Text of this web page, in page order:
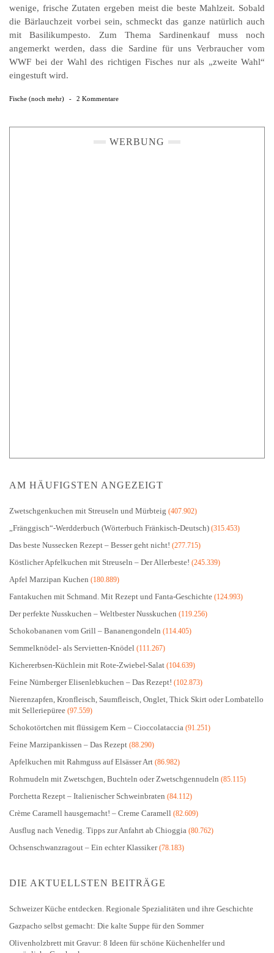
wenige, frische Zutaten ergeben meist die beste Mahlzeit. Sobald
die Bärlauchzeit vorbei sein, schmeckt das ganze natürlich auch
mit Basilikumpesto. Zum Thema Sardinenkauf muss noch
angemerkt werden, dass die Sardine für uns Verbraucher vom
WWF bei der Wahl des richtigen Fisches nur als „zweite Wahl“
eingestuft wird.
Fische (noch mehr) - 2 Kommentare
WERBUNG
AM HÄUFIGSTEN ANGEZEIGT
Zwetschgenkuchen mit Streuseln und Mürbteig (407.902)
„Fränggisch“-Werdderbuch (Wörterbuch Fränkisch-Deutsch) (315.453)
Das beste Nussecken Rezept – Besser geht nicht! (277.715)
Köstlicher Apfelkuchen mit Streuseln – Der Allerbeste! (245.339)
Apfel Marzipan Kuchen (180.889)
Fantakuchen mit Schmand. Mit Rezept und Fanta-Geschichte (124.993)
Der perfekte Nusskuchen – Weltbester Nusskuchen (119.256)
Schokobananen vom Grill – Bananengondeln (114.405)
Semmelknödel- als Servietten-Knödel (111.267)
Kichererbsen-Küchlein mit Rote-Zwiebel-Salat (104.639)
Feine Nürnberger Elisenlebkuchen – Das Rezept! (102.873)
Nierenzapfen, Kronfleisch, Saumfleisch, Onglet, Thick Skirt oder Lombatello
mit Selleriepüree (97.559)
Schokotörtchen mit flüssigem Kern – Cioccolataccia (91.251)
Feine Marzipankissen – Das Rezept (88.290)
Apfelkuchen mit Rahmguss auf Elsässer Art (86.982)
Rohrnudeln mit Zwetschgen, Buchteln oder Zwetschgennudeln (85.115)
Porchetta Rezept – Italienischer Schweinbraten (84.112)
Crème Caramell hausgemacht! – Creme Caramell (82.609)
Ausflug nach Venedig. Tipps zur Anfahrt ab Chioggia (80.762)
Ochsenschwanzragout – Ein echter Klassiker(78.183)
DIE AKTUELLSTEN BEITRÄGE
Schweizer Küche entdecken. Regionale Spezialitäten und ihre Geschichte
Gazpacho selbst gemacht: Die kalte Suppe für den Sommer
Olivenholzbrett mit Gravur: 8 Ideen für schöne Küchenhelfer und